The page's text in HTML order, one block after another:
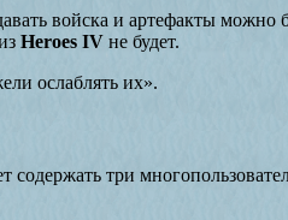
войска и артефакты можно
Heroes IV не будет.
ослаблять их».
содержать три